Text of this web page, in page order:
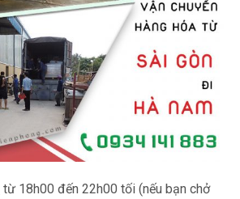
từ 18h00 đến 22h00 tối (nếu bạn chở